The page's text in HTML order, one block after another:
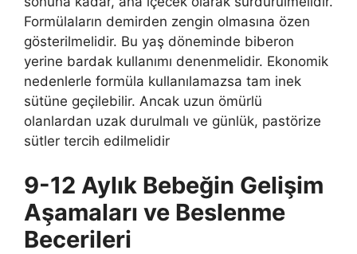
Formülaların demirden zengin olmasına özen
gösterilmelidir. Bu yaş döneminde biberon
yerine bardak kullanımı denenmelidir. Ekonomik
nedenlerle formüla kullanılamazsa tam inek
sütüne geçilebilir. Ancak uzun ömürlü
olanlardan uzak durulmalı ve günlük, pastörize
sütler tercih edilmelidir
9-12 Aylık Bebeğin Gelişim
Aşamaları ve Beslenme
Becerileri